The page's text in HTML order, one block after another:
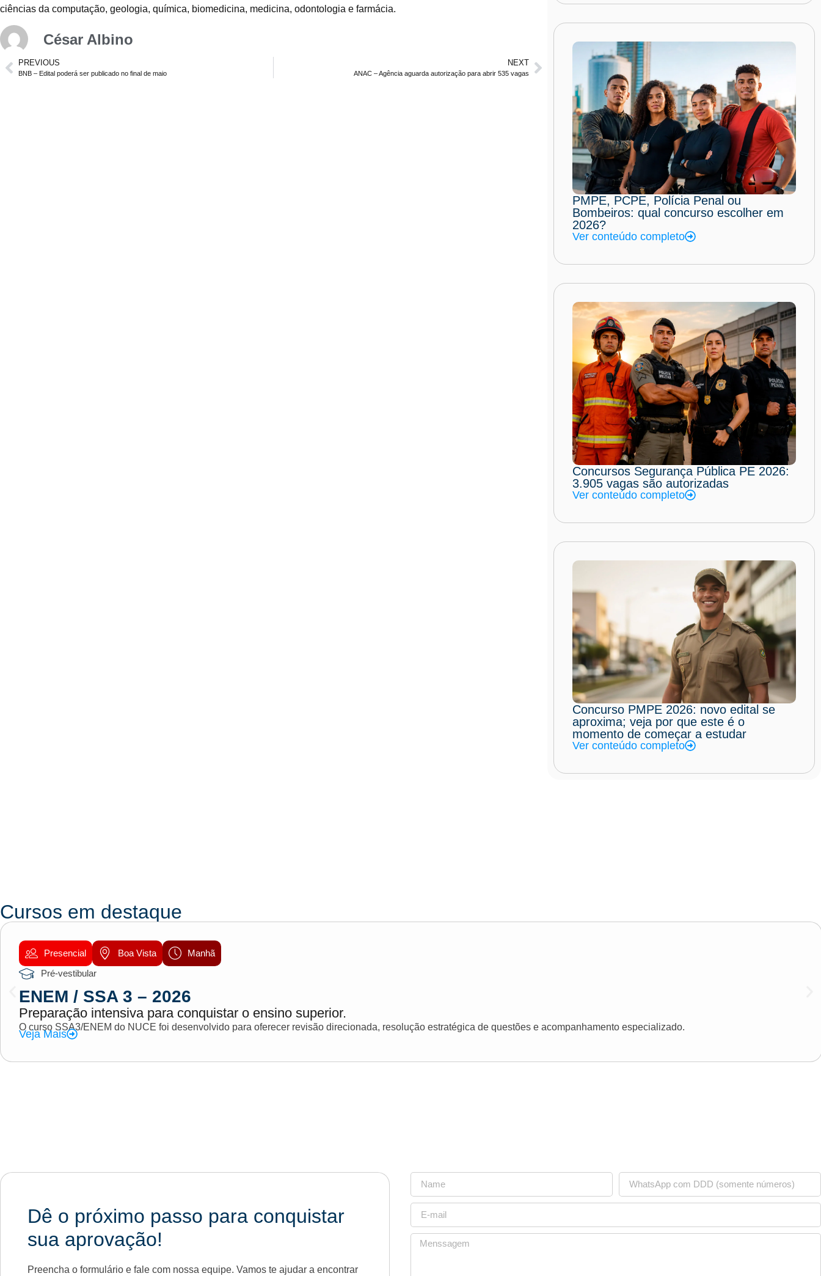
ciências da computação, geologia, química, biomedicina, medicina, odontologia e farmácia.
César Albino
PREVIOUS
BNB – Edital poderá ser publicado no final de maio
NEXT
ANAC – Agência aguarda autorização para abrir 535 vagas
PMPE, PCPE, Polícia Penal ou
Bombeiros: qual concurso escolher em
2026?
Ver conteúdo completo
Concursos Segurança Pública PE 2026:
3.905 vagas são autorizadas
Ver conteúdo completo
Concurso PMPE 2026: novo edital se
aproxima; veja por que este é o
momento de começar a estudar
Ver conteúdo completo
Cursos em destaque
Presencial Boa Vista
Manhã
Pré-vestibular
ENEM / SSA 3 – 2026
Preparação intensiva para conquistar o ensino superior.
O curso SSA3/ENEM do NUCE foi desenvolvido para oferecer revisão direcionada, resolução estratégica de questões e acompanhamento especializado.
Veja Mais
Dê o próximo passo para conquistar
sua aprovação!
Preencha o formulário e fale com nossa equipe. Vamos te ajudar a encontrar